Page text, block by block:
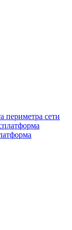
периметра сети